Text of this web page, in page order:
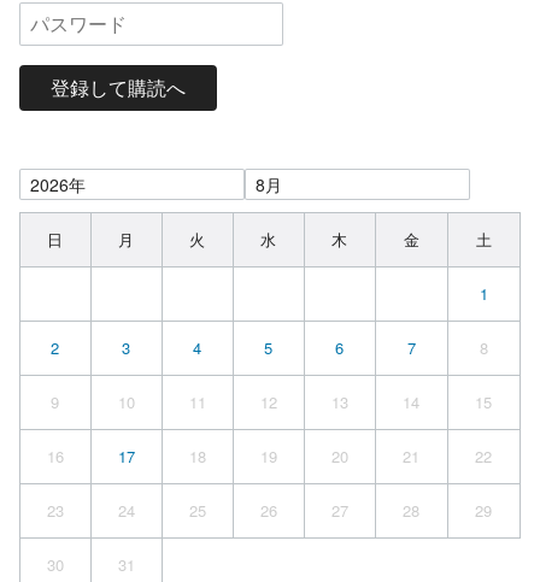
登録して購読へ
日 月 火 水 木 金 土
1
2 3 4 5 6 7 8
9 10 11 12 13 14 15
16 17 18 19 20 21 22
23 24 25 26 27 28 29
30 31